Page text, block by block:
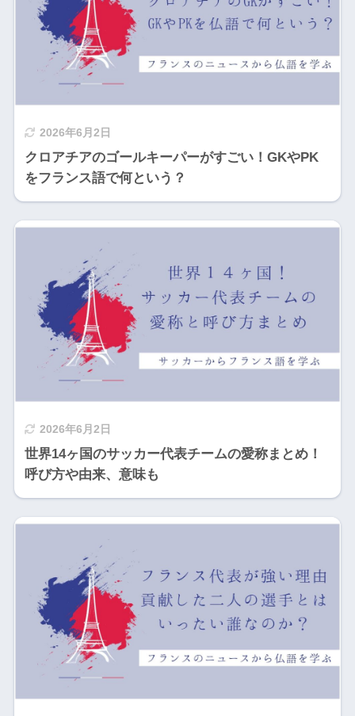
2026年6月2日
クロアチアのゴールキーパーがすごい！GKやPK
をフランス語で何という？
2026年6月2日
世界14ヶ国のサッカー代表チームの愛称まとめ！
呼び方や由来、意味も